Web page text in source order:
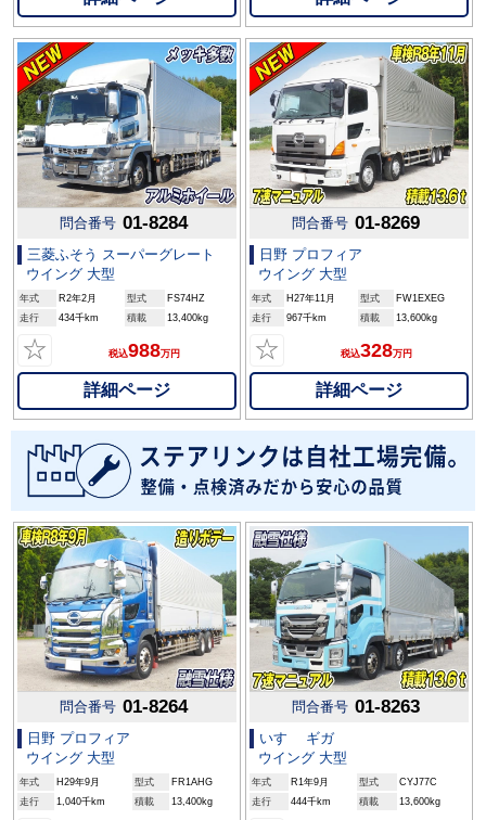
問合番号 01-8284
三菱ふそう スーパーグレート
ウイング 大型
年式 R2年2月 型式
FS74HZ
走行
434千km 積載 13,400kg
☆ 税込988万円
詳細ページ
問合番号 01-8269
日野 プロフィア
ウイング 大型
年式 H27年11月 型式
FW1EXEG
走行
967千km 積載 13,600kg
☆ 税込328万円
詳細ページ
問合番号 01-8264
日野 プロフィア
ウイング 大型
年式 H29年9月 型式
FR1AHG
走行
1,040千km 積載 13,400kg
問合番号 01-8263
いすゞ ギガ
ウイング 大型
年式 R1年9月 型式
CYJ77C
走行
444千km 積載 13,600kg